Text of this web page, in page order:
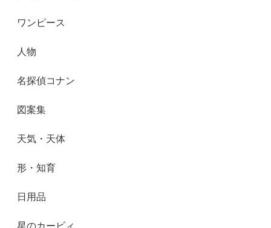
ワンピース
人物
名探偵コナン
図案集
天気・天体
形・知育
日用品